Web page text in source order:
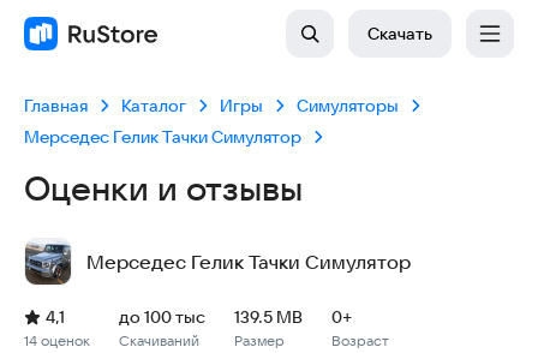
Скачать
Главная Каталог Игры
Симуляторы
Мерседес Гелик Тачки Симулятор
Оценки и отзывы
Мерседес Гелик Тачки Симулятор
Рейтинг: 4,1, 14 оценок
Скачиваний: до 100 тыс
Размер файла: 139.5 MB
Возрастное ограничение: 139.5 MB
14 оценок
4,1
Скачиваний
до 100 тыс
Размер
139.5 MB
Возраст
0+